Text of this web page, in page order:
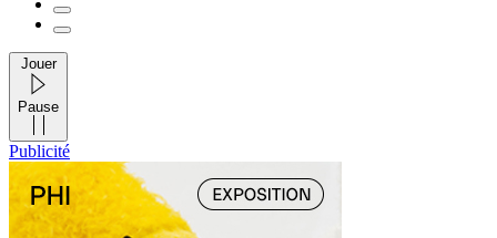
Jouer
Pause
Publicité